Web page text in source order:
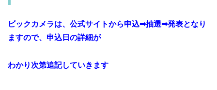
ビックカメラは、公式サイトから申込➡抽選➡発表となり
ますので、申込日の詳細が
わかり次第追記していきます